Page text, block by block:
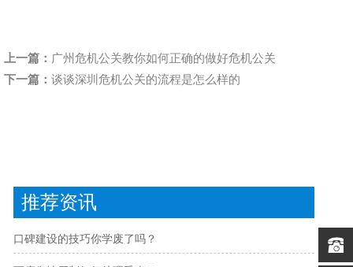
上一篇： 广州危机公关教你如何正确的做好危机公关
下一篇： 谈谈深圳危机公关的流程是怎么样的
推荐资讯
口碑建设的技巧你学废了吗？